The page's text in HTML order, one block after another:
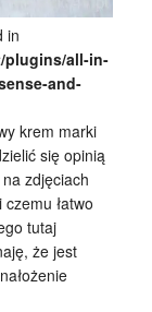
in
plugins/all-in-
and-
krem marki
się opinią
zdjęciach
łatwo
tutaj
że jest